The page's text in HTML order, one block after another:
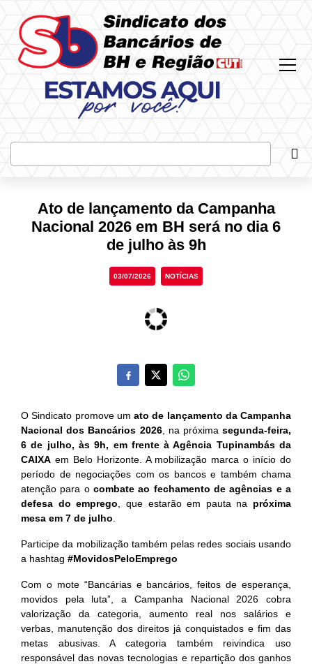
Ato de lançamento da Campanha
Nacional 2026 em BH será no dia 6
de julho às 9h
03/07/2026 NOTÍCIAS
O Sindicato promove um ato de lançamento da Campanha
Nacional dos Bancários 2026, na próxima segunda-feira,
6 de julho, às 9h, em frente à Agência Tupinambás da
CAIXA em Belo Horizonte. A mobilização marca o início do
período de negociações com os bancos e também chama
atenção para o combate ao fechamento de agências e a
defesa do emprego , que estarão em pauta na próxima
mesa em 7 de julho
Participe da mobilização também pelas redes sociais usando
a hashtag #MovidosPeloEmprego
Com o mote “Bancárias e bancários, feitos de esperança,
movidos pela luta”, a Campanha Nacional 2026 cobra
valorização da categoria, aumento real nos salários e
verbas, manutenção dos direitos já conquistados e fim das
metas abusivas. A categoria também reivindica uso
responsável das novas tecnologias e repartição dos ganhos